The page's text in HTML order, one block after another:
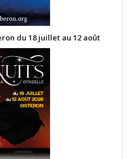
du 18 juillet au 12 août